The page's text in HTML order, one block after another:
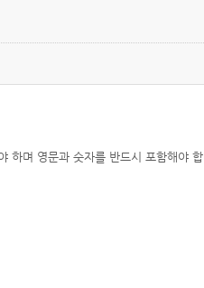
하며 영문과 숫자를 반드시 포함해야 합